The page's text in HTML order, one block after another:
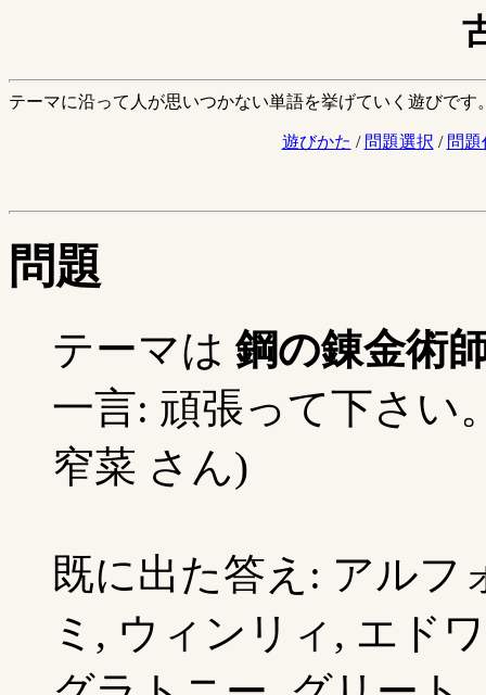
テーマに沿って人が思いつかない単語を挙げていく遊びです
遊びかた / 問題選択 / 問題
問題
テーマは鋼の錬金術
一言: 頑張って下さい
窄菜 さん)
既に出た答え: アルフ
ミ, ウィンリィ, エド